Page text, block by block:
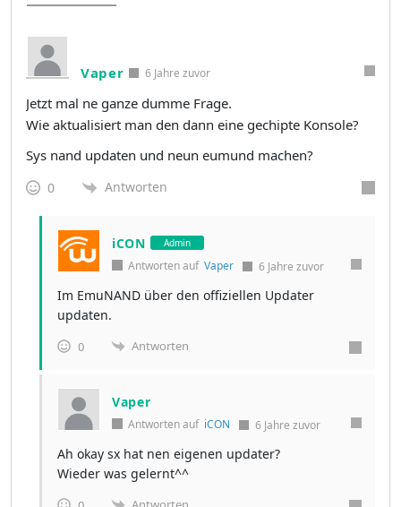
Vaper 6 Jahre zuvor
Jetzt mal ne ganze dumme Frage.
Wie aktualisiert man den dann eine gechipte Konsole?
Sys nand updaten und neun eumund machen?
0 Antworten
iCON Admin
Antworten auf Vaper 6 Jahre zuvor
Im EmuNAND über den offiziellen Updater
updaten.
0 Antworten
Vaper
Antworten auf iCON 6 Jahre zuvor
Ah okay sx hat nen eigenen updater?
Wieder was gelernt^^